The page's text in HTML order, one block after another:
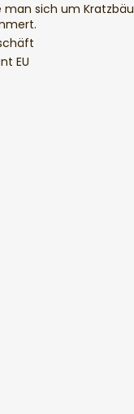
man sich um
EU